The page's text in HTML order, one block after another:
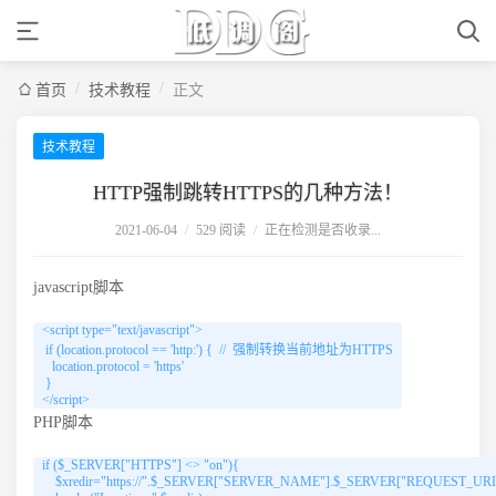
首页 / 技术教程 / 正文
技术教程
HTTP强制跳转HTTPS的几种方法！
2021-06-04 / 529 阅读 / 正在检测是否收录...
javascript脚本
<script type="text/javascript">
if (location.protocol == 'http:') {  //  强制转换当前地址为HTTPS
   location.protocol = 'https'
}
</script>
PHP脚本
if ($_SERVER["HTTPS"] <> "on"){
$xredir="https://